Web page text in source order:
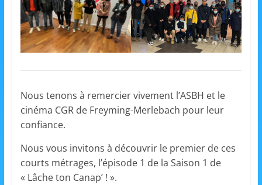
,
é
d
u
n
e
Nous tenons à remercier vivement l’ASBH et le
cinéma CGR de Freyming-Merlebach pour leur
confiance.
Nous vous invitons à découvrir le premier de ces
courts métrages, l’épisode 1 de la Saison 1 de
« Lâche ton Canap’ ! ».